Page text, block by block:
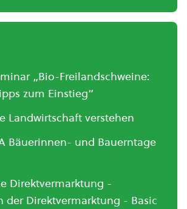
„Bio-Freilandschweine:
zum Einstieg“
Landwirtschaft verstehen
Bäuerinnen- und Bauerntage
Direktvermarktung -
der Direktvermarktung - Basic